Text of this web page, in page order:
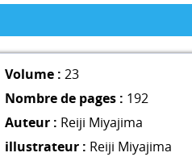
Volume : 23
Nombre de pages : 192
Auteur : Reiji Miyajima
illustrateur : Reiji Miyajima